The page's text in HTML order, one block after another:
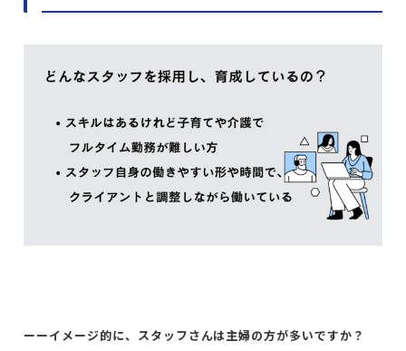
ーーイメージ的に、スタッフさんは主婦の方が多いですか？